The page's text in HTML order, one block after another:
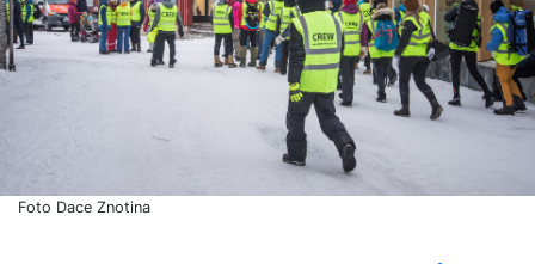
Foto Dace Znotina